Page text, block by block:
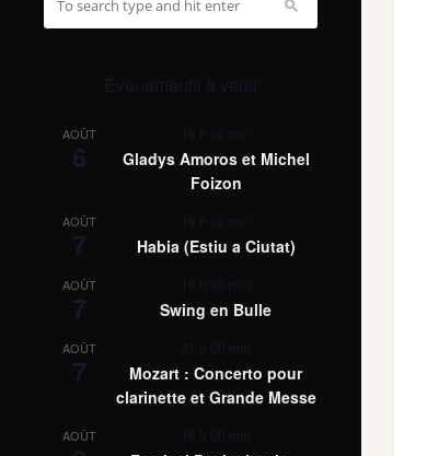
Évènements à venir
AOÛT
6
19 h 00 min
Gladys Amoros et Michel
Foizon
AOÛT
7
19 h 00 min
Habia (Estiu a Ciutat)
AOÛT
7
19 h 30 min
Swing en Bulle
AOÛT
7
21 h 00 min
Mozart : Concerto pour
clarinette et Grande Messe
AOÛT 16 h 00 min